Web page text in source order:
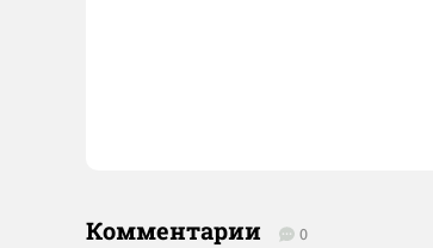
Комментарии 0